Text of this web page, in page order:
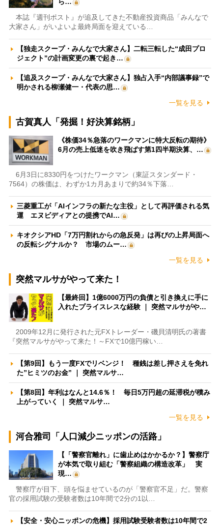
本誌『週刊ポスト』が追及してきた不動産投資商品「みんなで
大家さん」がいよいよ最終局面を迎えている…
【独走スクープ・みんなで大家さん】二転三転した“成田プロ
ジェクト”の計画変更の裏で起き…
【追及スクープ・みんなで大家さん】独占入手“内部議事録”で
明かされる柳瀬健一・代表の思…
一覧を見る
古賀真人「発掘！好決算銘柄」
《株価34％急落のワークマンに特大反転の期待》
6月の売上低迷を吹き飛ばす第1四半期決算、…
6月3日に8330円をつけたワークマン（東証スタンダード・
7564）の株価は、わずか1カ月あまりで約34％下落…
三菱重工が「AIインフラの新たな主役」として再評価される気
運 エヌビディアとの提携でAI…
キオクシアHD「7万円割れからの急反発」は再びの上昇局面へ
の反転シグナルか？ 市場のムー…
一覧を見る
突然マルサがやって来た！
【最終回】1億6000万円の負債と引き換えに手に
入れたプライスレスな経験 ｜ 突然マルサがや…
2009年12月に発行された元FXトレーダー・磯貝清明氏の著書
『突然マルサがやって来た！～FXで10億円稼い…
【第9回】もう一度FXでリベンジ！ 種銭は差し押さえを免れ
た”ヒミツのお金” ｜ 突然マルサ…
【第8回】年利はなんと14.6％！ 毎日5万円超の延滞税が積み
上がっていく ｜ 突然マルサ…
一覧を見る
河合雅司「人口減少ニッポンの活路」
【「警察官離れ」に歯止めはかかるか？】警察庁
が本気で取り組む「警察組織の構造改革」 実
現…
警察庁が目下、頭を悩ませているのが「警察官不足」だ。警察
官の採用試験の受験者数は10年間で2分の1以…
【安全・安心ニッポンの危機】採用試験受験者数は10年間で2